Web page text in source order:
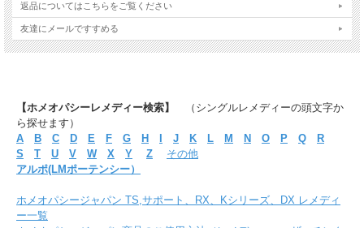
返品についてはこちらをご覧ください
友達にメールですすめる
【ホメオパシーレメディー検索】
（シングルレメディーの頭文字か
ら探せます）
A
B C D E F G H J K L M N O P Q
R
S
T U V W X Y Z
その他
アルポ(LMポーテンシー）
ホメオパシージャパン TS,サポート、RX、Kシリーズ、DX レメディ
ー一覧